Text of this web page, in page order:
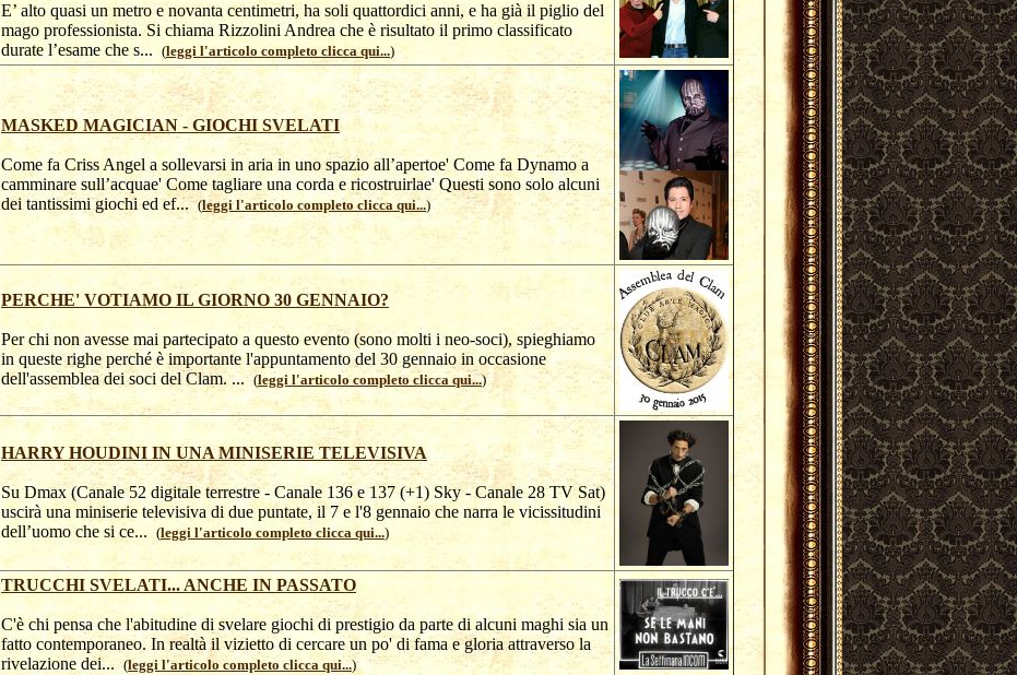
E’ alto quasi un metro e novanta centimetri, ha soli quattordici anni, e ha già il piglio del
mago professionista. Si chiama Rizzolini Andrea che è risultato il primo classificato
durate l’esame che s... (leggi l'articolo completo clicca qui...)
MASKED MAGICIAN - GIOCHI SVELATI
Come fa Criss Angel a sollevarsi in aria in uno spazio all’apertoe' Come fa Dynamo a
camminare sull’acquae' Come tagliare una corda e ricostruirlae' Questi sono solo alcuni
dei tantissimi giochi ed ef...(leggi l'articolo completo clicca qui...)
PERCHE' VOTIAMO IL GIORNO 30 GENNAIO?
Per chi non avesse mai partecipato a questo evento (sono molti i neo-soci), spieghiamo
in queste righe perché è importante l'appuntamento del 30 gennaio in occasione
dell'assemblea dei soci del Clam. ...(leggi l'articolo completo clicca qui...)
HARRY HOUDINI IN UNA MINISERIE TELEVISIVA
Su Dmax (Canale 52 digitale terrestre - Canale 136 e 137 (+1) Sky - Canale 28 TV Sat)
uscirà una miniserie televisiva di due puntate, il 7 e l'8 gennaio che narra le vicissitudini
dell’uomo che si ce... (leggi l'articolo completo clicca qui...)
TRUCCHI SVELATI... ANCHE IN PASSATO
C'è chi pensa che l'abitudine di svelare giochi di prestigio da parte di alcuni maghi sia un
fatto contemporaneo. In realtà il vizietto di cercare un po' di fama e gloria attraverso la
rivelazione dei...(leggi l'articolo completo clicca qui...)